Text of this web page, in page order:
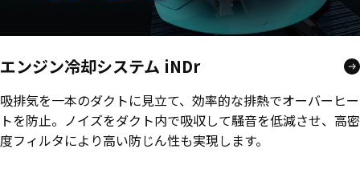
エンジン冷却システム iNDr
吸排気を一本のダクトに見立て、効率的な排熱でオーバーヒー
トを防止。ノイズをダクト内で吸収して騒音を低減させ、高密
度フィルタにより高い防じん性も実現します。